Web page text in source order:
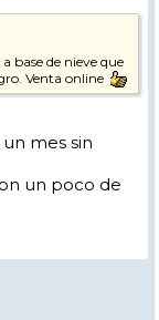
base de nieve que
Venta online
mes sin
un poco de